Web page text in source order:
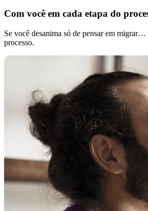
Com você em cada etapa do
Se você desanima só de pensar em
processo.